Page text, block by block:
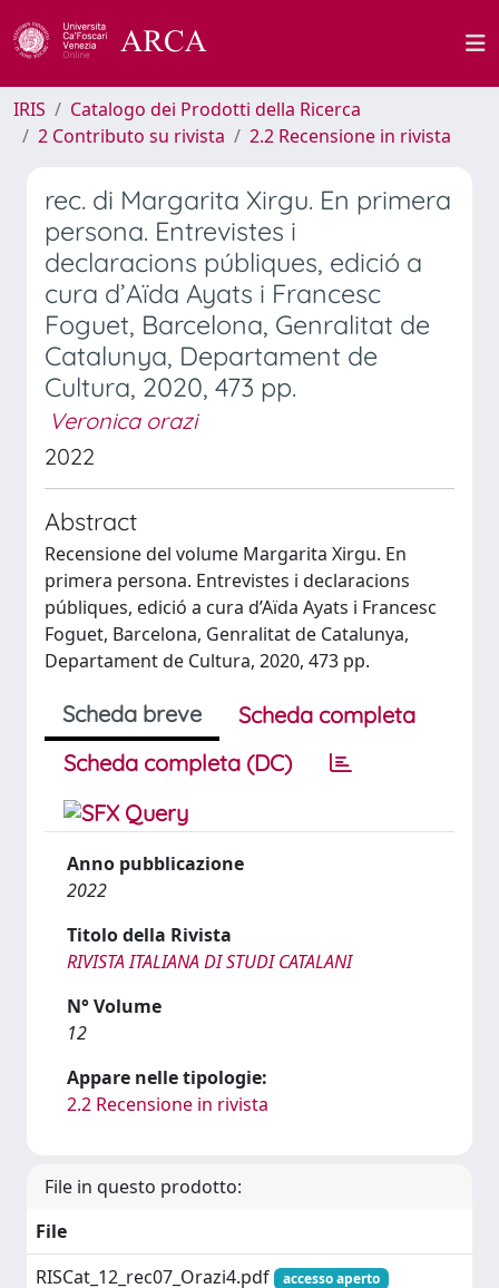
IRIS
Catalogo dei Prodotti della Ricerca
2 Contributo su rivista
2.2 Recensione in rivista
rec. di Margarita Xirgu. En primera
persona. Entrevistes i
declaracions públiques, edició a
cura d’Aïda Ayats i Francesc
Foguet, Barcelona, Genralitat de
Catalunya, Departament de
Cultura, 2020, 473 pp.
Veronica orazi
2022
Abstract
Recensione del volume Margarita Xirgu. En
primera persona. Entrevistes i declaracions
públiques, edició a cura d’Aïda Ayats i Francesc
Foguet, Barcelona, Genralitat de Catalunya,
Departament de Cultura, 2020, 473 pp.
Scheda breve
Scheda completa
Scheda completa (DC)
Anno pubblicazione
2022
Titolo della Rivista
RIVISTA ITALIANA DI STUDI CATALANI
N° Volume
12
Appare nelle tipologie:
2.2 Recensione in rivista
File in questo prodotto:
File
RISCat_12_rec07_Orazi4.pdf
accesso aperto